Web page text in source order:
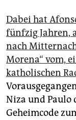
Dabei hat
fünfzig Jahren,
nach
Morena“ vom,
katholischen
Niza und Paulo
Geheimcode